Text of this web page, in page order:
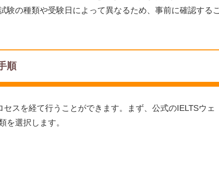
験の種類や受験日によって異なるため、事前に確認するこ
順
スを経て行うことができます。まず、公式のIELTSウェ
を選択します。